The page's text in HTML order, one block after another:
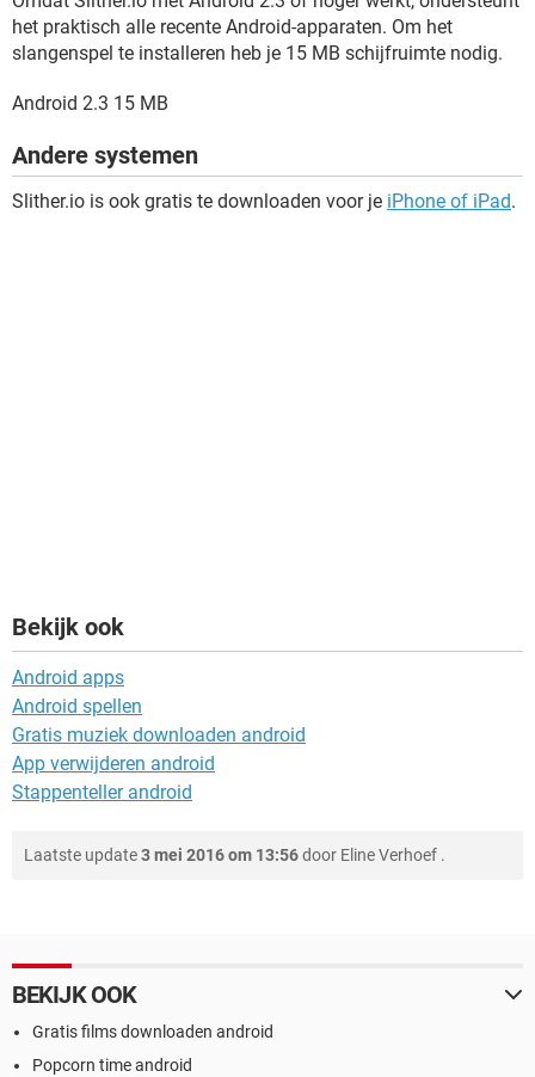
het praktisch alle recente Android-apparaten. Om het
slangenspel te installeren heb je 15 MB schijfruimte nodig.
Android 2.3 15 MB
Andere systemen
Slither.io is ook gratis te downloaden voor je iPhone of iPad.
Bekijk ook
Android apps
Android spellen
Gratis muziek downloaden android
App verwijderen android
Stappenteller android
Laatste update3 mei 2016 om 13:56door Eline Verhoef .
BEKIJK OOK
Gratis films downloaden android
Popcorn time android